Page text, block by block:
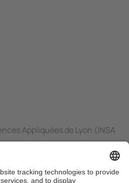
Appliquées de Lyon (INSA